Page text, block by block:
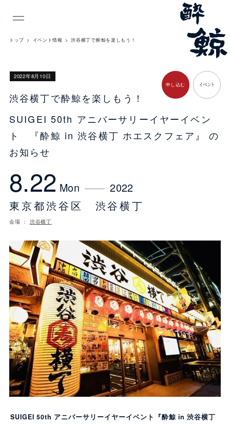
INDEX
トップ イベント情報 渋谷横丁で酔鯨を楽しもう！
申し込む イベント
​2022年8月10日
渋谷横丁で酔鯨を楽しもう！
SUIGEI 50th アニバーサリーイヤーイベン
ト 『酔鯨 in 渋谷横丁 ホエスクフェア』 の
お知らせ
8.22 Mon
2022
東京都渋谷区 渋谷横丁
会場 ： 渋谷横丁
SUIGEI 50th アニバーサリーイヤーイベント『酔鯨 in 渋谷横丁